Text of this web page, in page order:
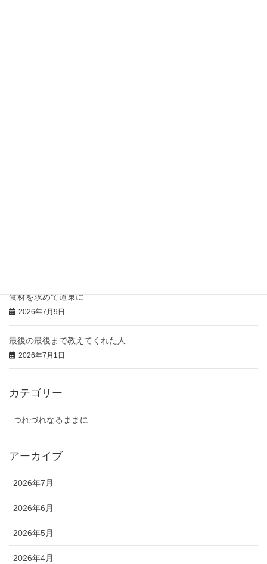
食材を求めて道東に
2026年7月9日
最後の最後まで教えてくれた人
2026年7月1日
カテゴリー
つれづれなるままに
アーカイブ
2026年7月
2026年6月
2026年5月
2026年4月